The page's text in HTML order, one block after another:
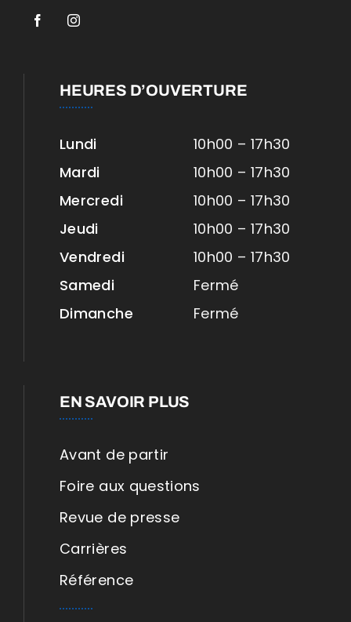
HEURES D’OUVERTURE
Lundi
Mardi
Mercredi
Jeudi
Vendredi
Samedi
Dimanche
10h00 – 17h30
10h00 – 17h30
10h00 – 17h30
10h00 – 17h30
10h00 – 17h30
Fermé
Fermé
EN SAVOIR PLUS
Avant de partir
Foire aux questions
Revue de presse
Carrières
Référence